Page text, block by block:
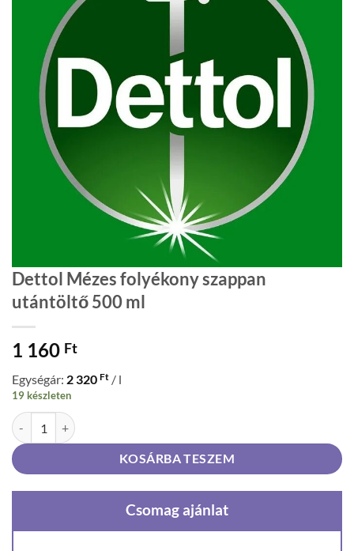
Dettol Mézes folyékony szappan
utántöltő 500 ml
1 160 Ft
Egységár: 2 320 Ft / l
19 készleten
Dettol Mézes folyékony szappan utántöltő 500 ml mennyiség
KOSÁRBA TESZEM
Csomag ajánlat